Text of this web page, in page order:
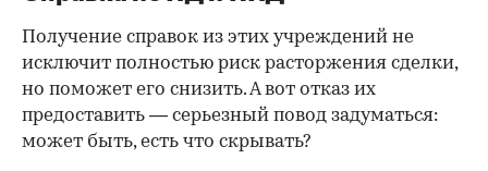
Получение справок из этих учреждений не
исключит полностью риск расторжения сделки,
но поможет его снизить. А вот отказ их
предоставить — серьезный повод задуматься:
может быть, есть что скрывать?